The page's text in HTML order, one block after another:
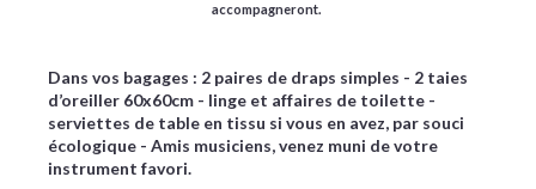
accompagneront.
Dans vos bagages : 2 paires de draps simples - 2 taies
d’oreiller 60x60cm - linge et affaires de toilette -
serviettes de table en tissu si vous en avez, par souci
écologique - Amis musiciens, venez muni de votre
instrument favori.